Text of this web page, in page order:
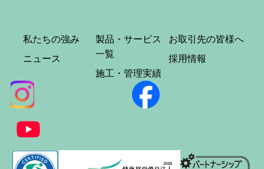
私たちの強み
ニュース
製品・サービス
一覧
施工・管理実績
お取引先の皆様へ
採用情報